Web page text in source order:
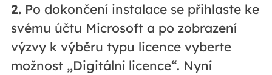
2.Po dokončení instalace se přihlaste ke
svému účtu Microsoft a po zobrazení
výzvy k výběru typu licence vyberte
možnost „Digitální licence“. Nyní